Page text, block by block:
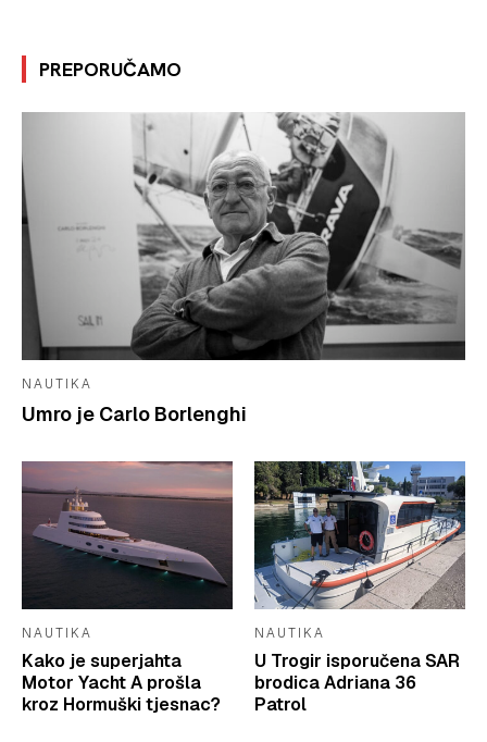
PREPORUČAMO
NAUTIKA
Umro je Carlo Borlenghi
NAUTIKA
Kako je superjahta
Motor Yacht A prošla
kroz Hormuški tjesnac?
NAUTIKA
U Trogir isporučena SAR
brodica Adriana 36
Patrol